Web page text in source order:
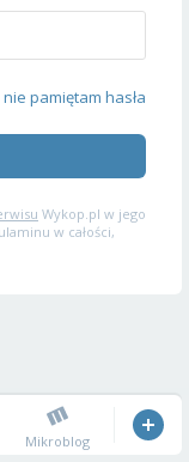
nie pamiętam hasła
Wykop.pl w jego
w całości,
Mikroblog